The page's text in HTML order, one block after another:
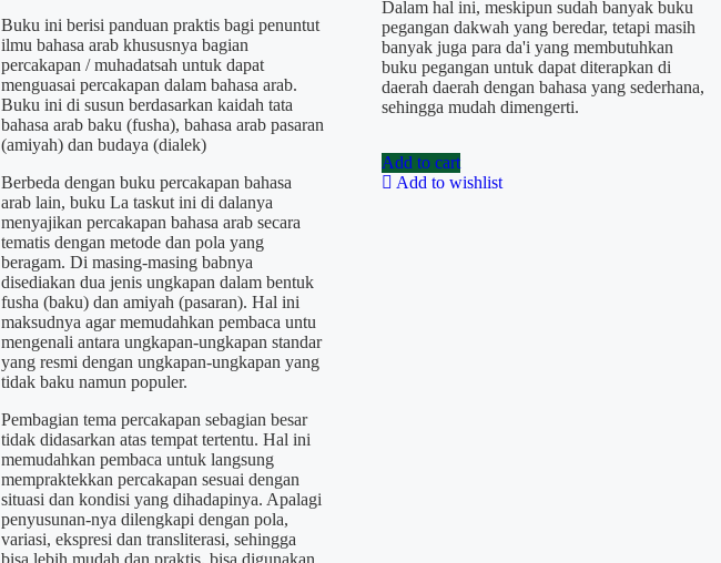
Buku ini berisi panduan praktis bagi penuntut
ilmu bahasa arab khususnya bagian
percakapan / muhadatsah untuk dapat
menguasai percakapan dalam bahasa arab.
Buku ini di susun berdasarkan kaidah tata
bahasa arab baku (fusha), bahasa arab pasaran
(amiyah) dan budaya (dialek)
Berbeda dengan buku percakapan bahasa
arab lain, buku La taskut ini di dalanya
menyajikan percakapan bahasa arab secara
tematis dengan metode dan pola yang
beragam. Di masing-masing babnya
disediakan dua jenis ungkapan dalam bentuk
fusha (baku) dan amiyah (pasaran). Hal ini
maksudnya agar memudahkan pembaca untu
mengenali antara ungkapan-ungkapan standar
yang resmi dengan ungkapan-ungkapan yang
tidak baku namun populer.
Pembagian tema percakapan sebagian besar
tidak didasarkan atas tempat tertentu. Hal ini
memudahkan pembaca untuk langsung
mempraktekkan percakapan sesuai dengan
situasi dan kondisi yang dihadapinya. Apalagi
penyusunan-nya dilengkapi dengan pola,
variasi, ekspresi dan transliterasi, sehingga
bisa lebih mudah dan praktis, bisa digunakan
Dalam hal ini, meskipun sudah banyak buku
pegangan dakwah yang beredar, tetapi masih
banyak juga para da'i yang membutuhkan
buku pegangan untuk dapat diterapkan di
daerah daerah dengan bahasa yang sederhana,
sehingga mudah dimengerti.
Add to cart
Add to wishlist